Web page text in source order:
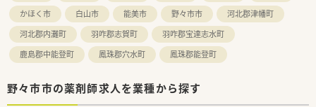
かほく市
白山市 能美市 野々市市
河北郡津幡町
河北郡内灘町
羽咋郡志賀町
羽咋郡宝達志水町
鹿島郡中能登町
鳳珠郡穴水町 鳳珠郡能登町
野々市市の薬剤師求人を業種から探す